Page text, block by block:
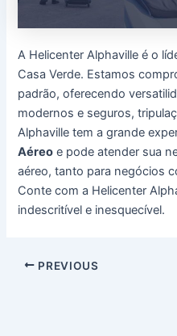
A Helicenter Alphaville é o
Casa Verde. Estamos
padrão, oferecendo
modernos e seguros,
Alphaville tem a grande
Aéreo e pode atender sua
aéreo, tanto para negócios
Conte com a Helicenter
indescritível e inesquecível.
Post
PREVIOUS